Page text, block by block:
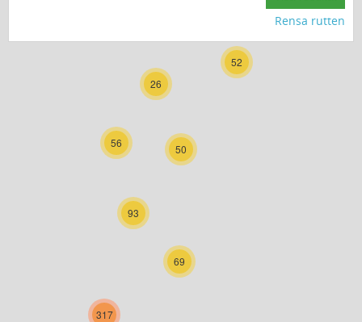
56
26
9
50
52
69
93
317
Rensa rutten